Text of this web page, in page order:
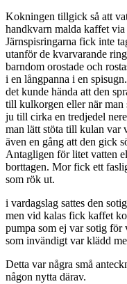
Kokningen tillgick så att
handkvarn malda kaffet
Järnspisringarna fick inte
utanför de kvarvarande
barndom orostade och
i en långpanna i en
det kunde hända att den
till kulkorgen eller när man
ju till cirka en tredjedel
man lätt stöta till kulan var
även en gång att den gick
Antagligen för litet vatten
borttagen. Mor fick ett
som rök ut.
i vardagslag sattes den
men vid kalas fick kaffet
pumpa som ej var sotig
som invändigt var klädd
Detta var några små
någon nytta därav.